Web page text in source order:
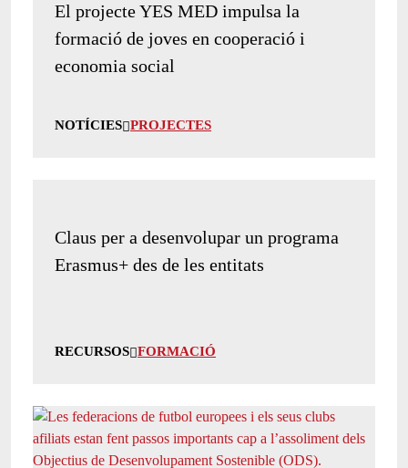
El projecte YES MED impulsa la
formació de joves en cooperació i
economia social
NOTÍCIES PROJECTES
Claus per a desenvolupar un programa
Erasmus+ des de les entitats
RECURSOS FORMACIÓ